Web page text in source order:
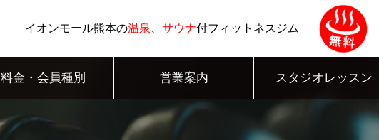
イオンモール熊本の温泉 サウナ付フィットネスジム
料金・会員種別 営業案内 スタジオレッスン